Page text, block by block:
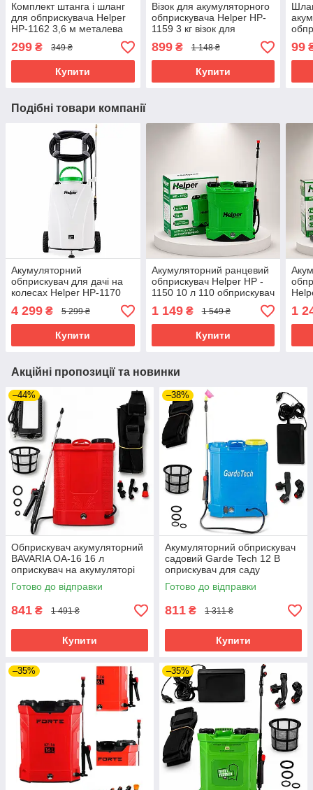
Комплект штанга і шланг
для обприскувача Helper
HP-1162 3,6 м металева
телескопічна штанга для
обприскувача
299 ₴ 349 ₴
Купити
Візок для акумуляторного
обприскувача Helper HP-
1159 3 кг візок для
садового оприскувача
платформа для
оприскувача
899₴ 1 148 ₴
Купити
99
Подібні товари компанії
Акумуляторний
обприскувач для дачі на
колесах Helper HP-1170
оприскувач з
автоматичною помпою
4 299 ₴ 5 299 ₴
Купити
Акумуляторний ранцевий
обприскувач Helper HP -
1150 10 л 110 обприскувач
акумуляторі
1 149₴ 1 549 ₴
Купити
1
Акційні пропозиції та новинки
–44%
Обприскувач акумуляторний
BAVARIA ОА-16 16 л
оприскувач на акумуляторі
оприскувач для пестицидів
Готово до відправки
841 ₴ 1 491 ₴
Купити
–38%
Акумуляторний обприскувач
садовий Garde Tech 12 В
оприскувач для саду
акумуляторний
Готово до відправки
811 ₴ 1 311 ₴
Купити
–35% –35%